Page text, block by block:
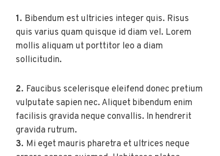
1. Bibendum est ultricies integer quis. Risus
quis varius quam quisque id diam vel. Lorem
mollis aliquam ut porttitor leo a diam
sollicitudin.
2. Faucibus scelerisque eleifend donec pretium
vulputate sapien nec. Aliquet bibendum enim
facilisis gravida neque convallis. In hendrerit
gravida rutrum.
3. Mi eget mauris pharetra et ultrices neque